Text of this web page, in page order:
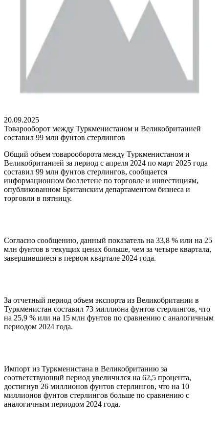
20.09.2025
Товарооборот между Туркменистаном и Великобританией
составил 99 млн фунтов стерлингов
Общий объем товарооборота между Туркменистаном и
Великобританией за период с апреля 2024 по март 2025 года
составил 99 млн фунтов стерлингов, сообщается
информационном бюллетене по торговле и инвестициям,
опубликованном Британским департаментом бизнеса и
торговли в пятницу.
Согласно сообщению, данный показатель на 33,8 % или на 25
млн фунтов в текущих ценах больше, чем за четыре квартала,
завершившиеся в первом квартале 2024 года.
За отчетный период объем экспорта из Великобритании в
Туркменистан составил 73 миллиона фунтов стерлингов, что
на 25,9 % или на 15 млн фунтов по сравнению с аналогичным
периодом 2024 года.
Импорт из Туркменистана в Великобританию за
соответствующий период увеличился на 62,5 процента,
достигнув 26 миллионов фунтов стерлингов, что на 10
миллионов фунтов стерлингов больше по сравнению с
аналогичным периодом 2024 года.